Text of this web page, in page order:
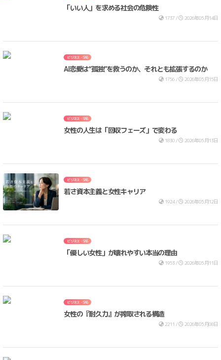
「いい人」を求める社会の危険性
1737 / 2026年05月14日
ビジネス・SNS
AI恋愛は“孤独”を救うのか、それとも拡張するのか
1756 / 2026年05月15日
ビジネス・SNS
女性の人生は「回収フェーズ」で変わる
1830 / 2026年05月13日
ビジネス・SNS
若さ資本主義と女性キャリア
1924 / 2026年05月12日
ビジネス・SNS
「優しい女性」が壊れやすい本当の理由
1953 / 2026年05月11日
ビジネス・SNS
女性の『耐久力』が搾取される構造
2211 / 2026年05月08日